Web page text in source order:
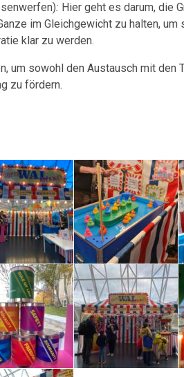
: Hier geht es darum, die
im Gleichgewicht zu halten,
klar zu werden.
um sowohl den Austausch mit den
zu fördern.